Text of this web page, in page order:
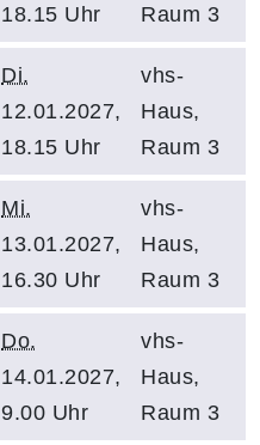
18.15 Uhr
Raum 3
Di.
12.01.2027,
18.15 Uhr
vhs-
Haus,
Raum 3
Mi.
13.01.2027,
16.30 Uhr
vhs-
Haus,
Raum 3
Do.
14.01.2027,
9.00 Uhr
vhs-
Haus,
Raum 3